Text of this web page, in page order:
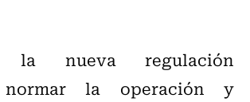
la nueva regulación
la operación y